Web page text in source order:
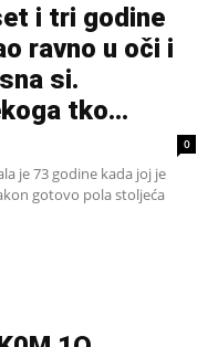
i tri godine
ravno u oči i
si.
tko...
0
je 73 godine kada joj je
gotovo pola stoljeća